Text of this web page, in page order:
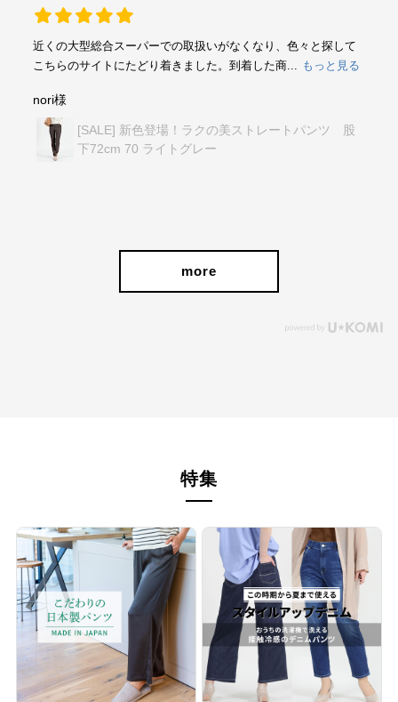
近くの大型総合スーパーでの取扱いがなくなり、色々と探して
こちらのサイトにたどり着きました。到着した商...
もっと見る
nori様
[SALE] 新色登場！ラクの美ストレートパンツ 股
下72cm 70 ライトグレー
more
特集